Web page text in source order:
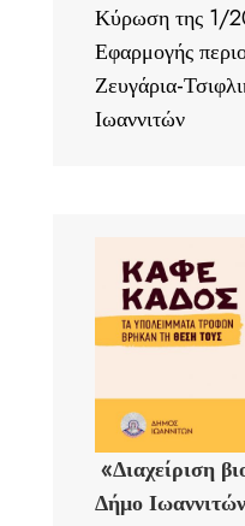
Κύρωση της 1/
Εφαρμογής
Ζευγάρια-
Ιωαννιτών
«Διαχείριση
Δήμο